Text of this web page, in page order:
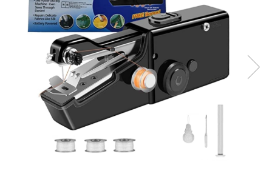
Bucatarie & Servire
Curatenie si intretinere
Decoratiuni
Gradinarit
Hobby-uri creative
Iluminat & Electrice
Jaluzele
Kit-uri automatizari porti si usi
Mobila dormitor